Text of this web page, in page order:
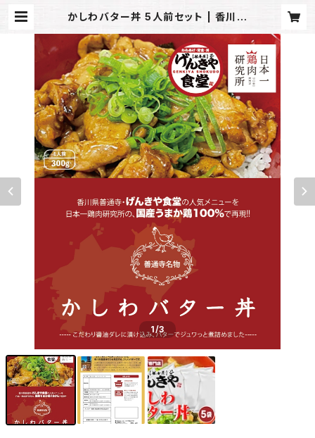
かしわバター丼 5人前セット | 香川名
んき屋善通寺
1/3